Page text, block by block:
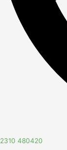
2310 480420